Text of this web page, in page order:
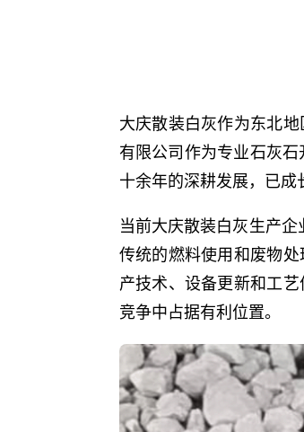
大庆散装白灰作为东北
有限公司作为专业石灰
十余年的深耕发展，已成
当前大庆散装白灰生产
传统的燃料使用和废物
产技术、设备更新和工
竞争中占据有利位置。